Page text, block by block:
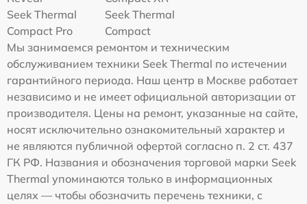
Seek Thermal
Compact Pro
Seek Thermal
Compact
Мы занимаемся ремонтом и техническим
обслуживанием техники Seek Thermal по истечении
гарантийного периода. Наш центр в Москве работает
независимо и не имеет официальной авторизации от
производителя. Цены на ремонт, указанные на сайте,
носят исключительно ознакомительный характер и
не являются публичной офертой согласно п. 2 ст. 437
ГК РФ. Названия и обозначения торговой марки Seek
Thermal упоминаются только в информационных
целях — чтобы обозначить перечень техники, с